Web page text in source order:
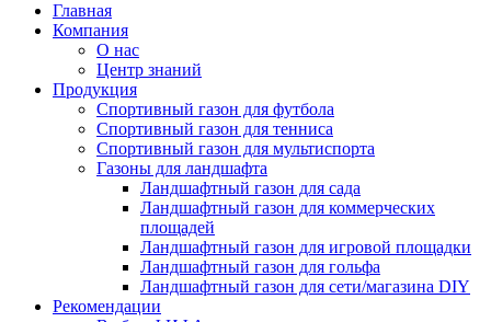
Главная
Компания
О нас
Центр знаний
Продукция
Cпортивный газон для футбола
Cпортивный газон для тенниса
Cпортивный газон для мультиспорта
Газоны для ландшафта
Ландшафтный газон для сада
Ландшафтный газон для коммерческих
площадей
Ландшафтный газон для игровой площадки
Ландшафтный газон для гольфа
Ландшафтный газон для сети/магазина DIY
Рекомендации